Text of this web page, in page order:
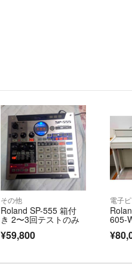
その他
Roland SP-555 箱付
き 2〜3回テストのみ
¥59,800
電子
605-